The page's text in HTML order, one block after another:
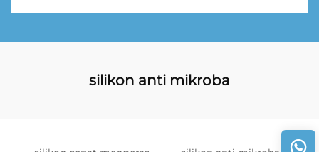
silikon anti mikroba